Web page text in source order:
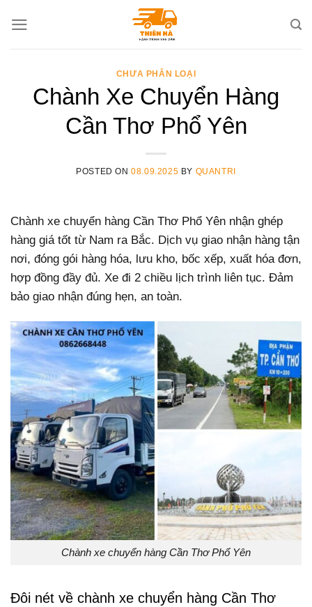
CHƯA PHÂN LOẠI
Chành Xe Chuyển Hàng
Cần Thơ Phổ Yên
POSTED ON08.09.2025 BY QUANTRI
Chành xe chuyển hàng Cần Thơ Phổ Yên nhận ghép
hàng giá tốt từ Nam ra Bắc. Dịch vụ giao nhận hàng tận
nơi, đóng gói hàng hóa, lưu kho, bốc xếp, xuất hóa đơn,
hợp đồng đầy đủ. Xe đi 2 chiều lịch trình liên tục. Đảm
bảo giao nhận đúng hẹn, an toàn.
Chành xe chuyển hàng Cần Thơ Phổ Yên
Đôi nét về chành xe chuyển hàng Cần Thơ